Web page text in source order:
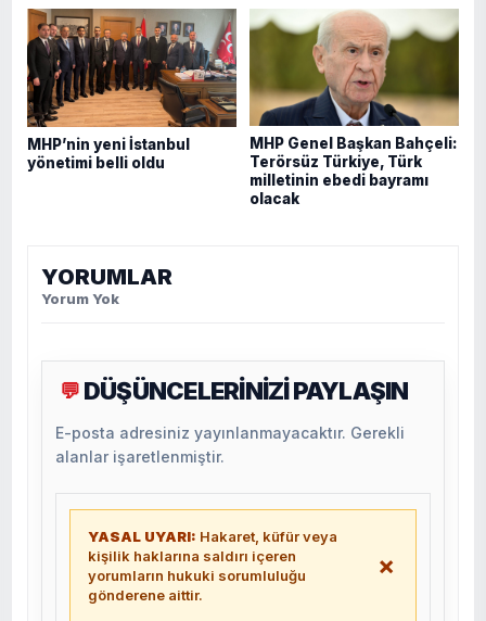
MHP’nin yeni İstanbul
yönetimi belli oldu
MHP Genel Başkan Bahçeli:
Terörsüz Türkiye, Türk
milletinin ebedi bayramı
olacak
YORUMLAR
Yorum Yok
💬 DÜŞÜNCELERİNİZİ PAYLAŞIN
E-posta adresiniz yayınlanmayacaktır. Gerekli
alanlar işaretlenmiştir.
YASAL UYARI: Hakaret, küfür veya
kişilik haklarına saldırı içeren
yorumların hukuki sorumluluğu
gönderene aittir.
×